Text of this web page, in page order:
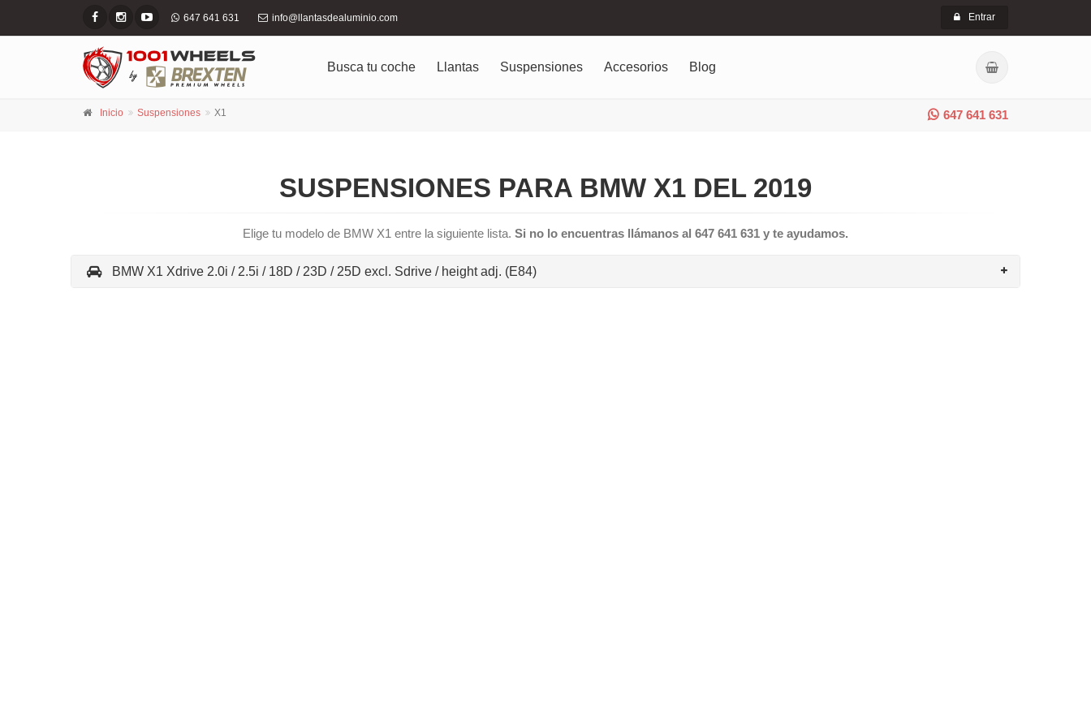
647 641 631 info@llantasdealuminio.com Entrar
Busca tu coche Llantas Suspensiones Accesorios Blog
647 641 631
Inicio Suspensiones X1
SUSPENSIONES PARA BMW X1 DEL 2019
Elige tu modelo de BMW X1 entre la siguiente lista. Si no lo encuentras llámanos al 647 641 631 y te ayudamos.
BMW X1 Xdrive 2.0i / 2.5i / 18D / 23D / 25D excl. Sdrive / height adj. (E84)